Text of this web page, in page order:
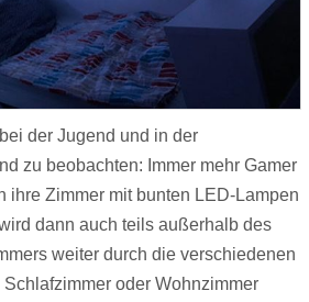
der Jugend und in der
zu beobachten: Immer mehr Gamer
ihre Zimmer mit bunten LED-Lampen
dann auch teils außerhalb des
weiter durch die verschiedenen
oder Wohnzimmer